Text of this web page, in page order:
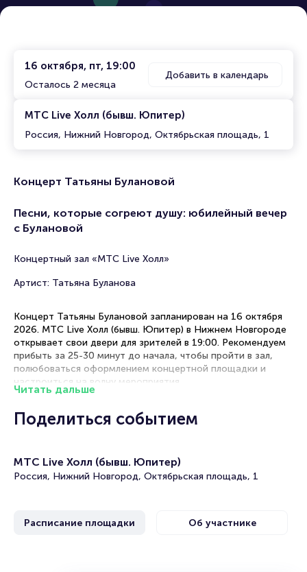
16 октября, пт, 19:00
Осталось 2 месяца
Добавить в календарь
МТС Live Холл (бывш. Юпитер)
Россия, Нижний Новгород, Октябрьская площадь, 1
Концерт Татьяны Булановой
Песни, которые согреют душу: юбилейный вечер
с Булановой
Концертный зал «МТС Live Холл»
Артист: Татьяна Буланова
Концерт Татьяны Булановой запланирован на 16 октября
2026. МТС Live Холл (бывш. Юпитер) в Нижнем Новгороде
открывает свои двери для зрителей в 19:00. Рекомендуем
прибыть за 25-30 минут до начала, чтобы пройти в зал,
полюбоваться оформлением концертной площадки и
настроиться на волну мероприятия.
Бельэтаж — отличное сочетание доступной цены и
прекрасного обзора всей сцены.
расположением и мягкими креслами.
Читать дальше
Поделиться событием
МТС Live Холл (бывш. Юпитер)
Россия, Нижний Новгород, Октябрьская площадь, 1
Расписание площадки Об участнике